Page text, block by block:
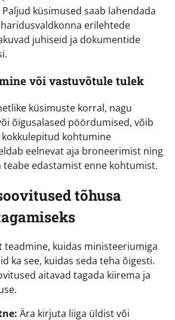
küsimused saab lahendada
erilehtede
juhiseid ja dokumentide
või vastuvõtule tulek
küsimuste korral, nagu
õigusalased pöördumised, võib
kohtumine
eelnevat aja broneerimist ning
teabe edastamist enne kohtumist.
tõhusa
teadmine, kuidas ministeeriumiga
ka see, kuidas seda teha õigesti.
aitavad tagada kiirema ja
Ära kirjuta liiga üldist või